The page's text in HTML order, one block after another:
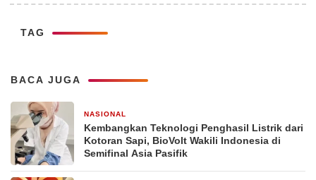
TAG
BACA JUGA
NASIONAL
Kembangkan Teknologi Penghasil Listrik dari
Kotoran Sapi, BioVolt Wakili Indonesia di
Semifinal Asia Pasifik